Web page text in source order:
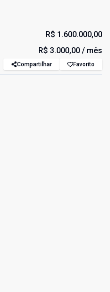
R$ 1.600.000,00
R$ 3.000,00 / mês
Compartilhar Favorito